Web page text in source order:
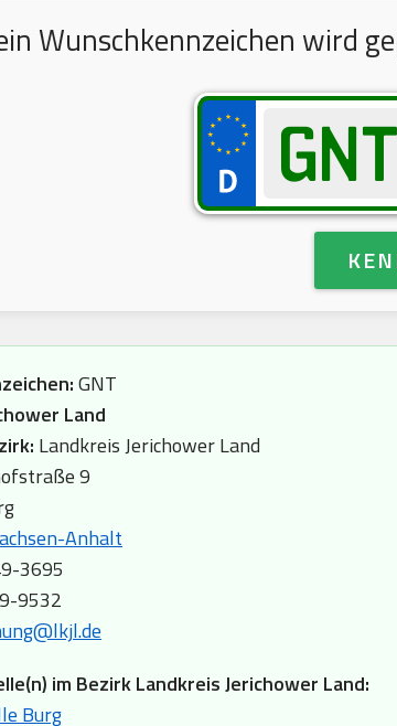
Wunschkennzeichen wird
GNT
Land
Landkreis Jerichower Land
9
Anhalt
3695
9532
im Bezirk Landkreis Jerichower Land:
Burg